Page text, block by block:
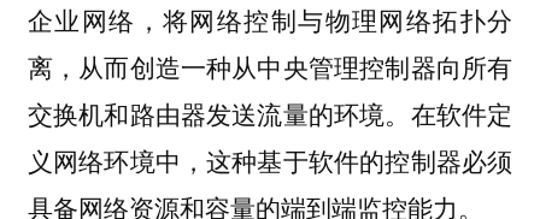
企业网络，将网络控制与物理网络拓扑分
离，从而创造一种从中央管理控制器向所有
交换机和路由器发送流量的环境。在软件定
义网络环境中，这种基于软件的控制器必须
具备网络资源和容量的端到端监控能力。